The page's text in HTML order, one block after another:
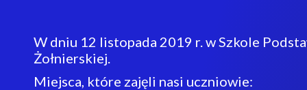
W dniu 12 listopada 2019 r. w Szkole
Żołnierskiej.
Miejsca, które zajęli nasi uczniowie: